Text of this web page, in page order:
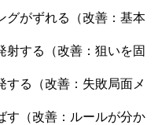
グがずれる（改善：基本
射する（改善：狙いを固
する（改善：失敗局面メ
す（改善：ルールが分か